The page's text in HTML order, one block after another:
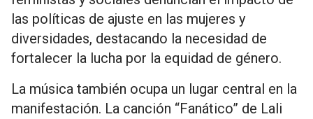
las políticas de ajuste en las mujeres y
diversidades, destacando la necesidad de
fortalecer la lucha por la equidad de género.
La música también ocupa un lugar central en la
manifestación. La canción “Fanático” de Lali